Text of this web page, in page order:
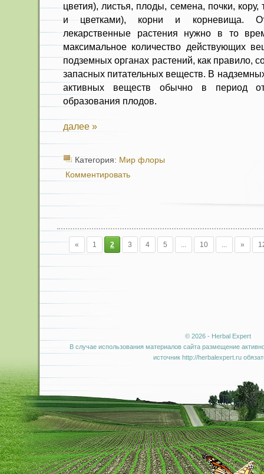
цветия), листья, плоды, семена, почки, кору,
и цветками), корни и корневища.
лекарственные растения нужно в то
максимальное количе­ство действующих
подземных органах растений, как правило,
запасных питательных веществ. В
активных веществ обычно в пе­риод
образования плодов.
далее »
Категория: Мир флоры
Комментировать
« 1 2 3 4 5 ... 10 ... »
© 2026 - Herbal Expert
В случае использования материалов сайта размещение
источник http://herbalexpert.ru